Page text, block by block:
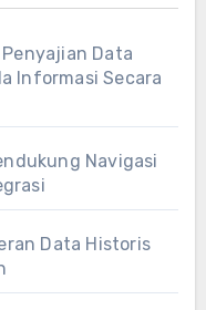
Data
Informasi Secara
Navigasi
Data Historis